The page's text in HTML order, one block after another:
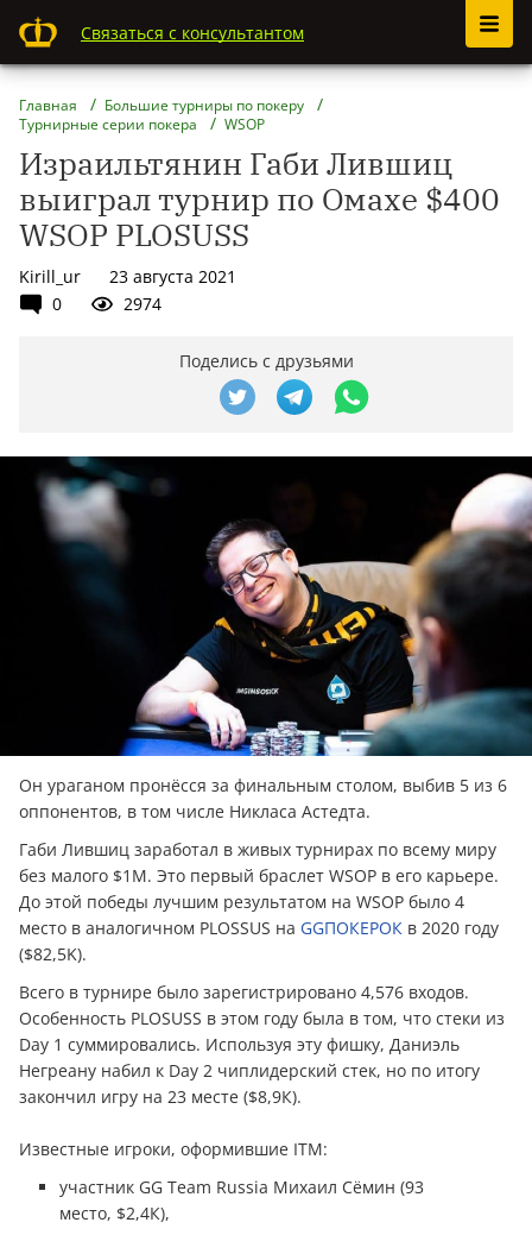
Связаться с консультантом
Главная
Большие турниры по покеру
Турнирные серии покера
WSOP
Израильтянин Габи Лившиц
выиграл турнир по Омахе $400
WSOP PLOSUSS
Kirill_ur
23 августа 2021
0
2974
Поделись с друзьями
Он ураганом пронёсся за финальным столом, выбив 5 из 6
оппонентов, в том числе Никласа Астедта.
Габи Лившиц заработал в живых турнирах по всему миру
без малого $1M. Это первый браслет WSOP в его карьере.
До этой победы лучшим результатом на WSOP было 4
место в аналогичном PLOSSUS на GGПОКЕРОК в 2020 году
($82,5K).
Всего в турнире было зарегистрировано 4,576 входов.
Особенность PLOSUSS в этом году была в том, что стеки из
Day 1 суммировались. Используя эту фишку, Даниэль
Негреану набил к Day 2 чиплидерский стек, но по итогу
закончил игру на 23 месте ($8,9К).
Известные игроки, оформившие ITM:
участник GG Team Russia Михаил Сёмин (93
место, $2,4К),